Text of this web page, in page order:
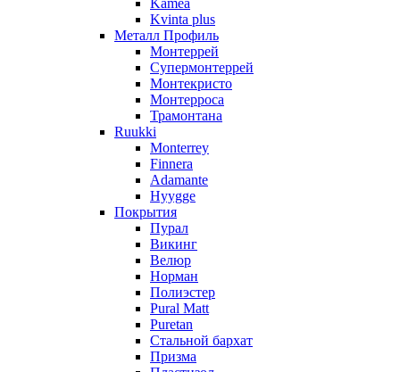
Kamea
Kvinta plus
Металл Профиль
Монтеррей
Супермонтеррей
Монтекристо
Монтерроса
Трамонтана
Ruukki
Monterrey
Finnera
Adamante
Hyygge
Покрытия
Пурал
Викинг
Велюр
Норман
Полиэстер
Pural Matt
Puretan
Стальной бархат
Призма